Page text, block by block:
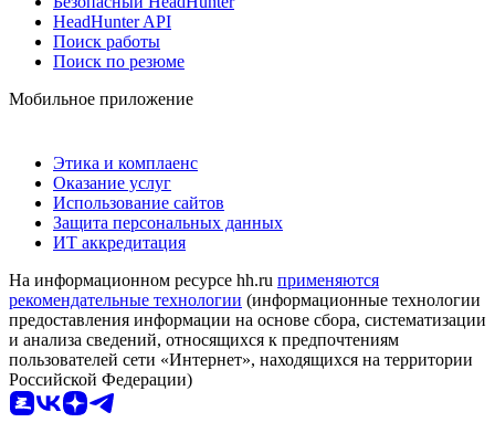
HeadHunter API
Поиск работы
Поиск по резюме
Мобильное приложение
Этика и комплаенс
Оказание услуг
Использование сайтов
Защита персональных данных
ИТ аккредитация
На информационном ресурсе hh.ru применяются
рекомендательные технологии (информационные технологии
предоставления информации на основе сбора, систематизации
и анализа сведений, относящихся к предпочтениям
пользователей сети «Интернет», находящихся на территории
Российской Федерации)